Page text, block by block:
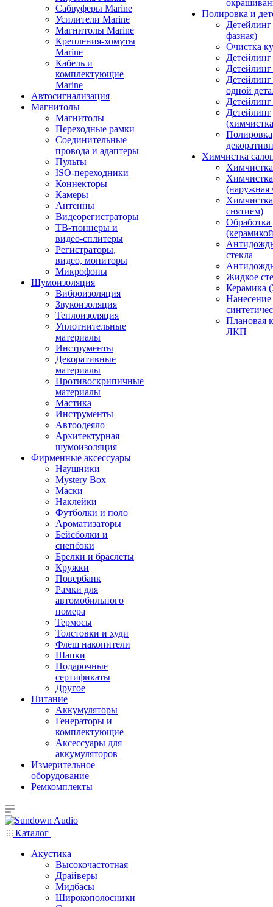
Сабвуферы Marine
Усилители Marine
Магнитолы Marine
Крепления-хомуты
Marine
Кабель и
комплектующие
Marine
Автосигнализация
Магнитолы
Магнитолы
Переходные рамки
Соединительные
провода и адаптеры
Пульты
ISO-переходники
Коннекторы
Камеры
Антенны
Видеорегистраторы
ТВ-тюннеры и
видео-сплитеры
Регистраторы,
видео, мониторы
Микрофоны
Шумоизоляция
Виброизоляция
Звукоизоляция
Теплоизоляция
Уплотнительные
материалы
Инструменты
Декоративные
материалы
Противоскрипичные
материалы
Мастика
Инструменты
Автоодеяло
Архитектурная
шумоизоляция
Фирменные аксессуары
Наушники
Mystery Box
Маски
Наклейки
Футболки и поло
Ароматизаторы
Бейсболки и
снепбэки
Брелки и браслеты
Кружки
Повербанк
Рамки для
автомобильного
номера
Термосы
Толстовки и худи
Флеш накопители
Шапки
Подарочные
сертификаты
Другое
Питание
Аккумуляторы
Генераторы и
комплектующие
Аксессуары для
аккумуляторов
Измерительное
оборудование
Ремкомплекты
Полировка и
фазная)
Очистка
Детейлинг
одной
Детейлинг
Полировка
Химчистка
(наружная
снятием)
Обработка
стекла
Жидкое
Керамика
Нанесение
Плановая
ЛКП
Каталог
Акустика
Высокочастотная
Драйверы
Мидбасы
Широкополосники